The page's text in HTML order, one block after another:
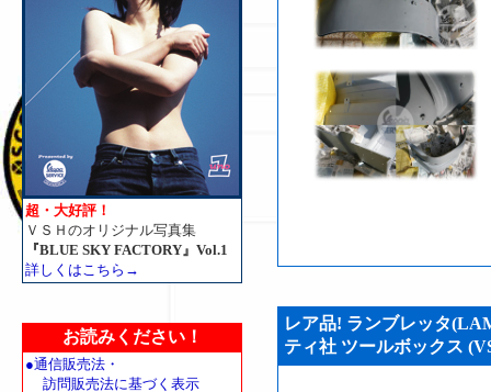
超・大好評！
ＶＳＨのオリジナル写真集
『BLUE SKY FACTORY』Vol.1
詳しくはこちら→
お読みください！
●通信販売法・
訪問販売法に基づく表示
レア品! ランブレッタ
ティ社 ツールボックス